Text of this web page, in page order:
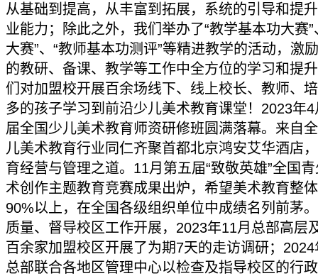
从基础到提高，从丰富到拓展，系统的引导和提
业能力；除此之外，我们举办了“教学基本功大赛”
大赛”、“教师基本功测评”等精进教学的活动，激
的教研、备课、教学等工作中全方位的学习和提
们对加盟校开展百余场线下、线上校长、教师、
多的孩子学习到前沿少儿美术教育课堂！2023年
届全国少儿美术教育师资研修班圆满落幕。来自
儿美术教育行业同仁齐聚首都北京鸿安艾华酒店
育经营与管理之道。11月第五届“致敬英雄”全国
术创作主题教育竞赛成果出炉，希望美术教育整
90%以上，在全国各级组织单位中成绩名列前茅
质量、督导校区工作开展，2023年11月总部高层
百余家加盟校区开展了为期7天的走访调研；
总部联合各地区管理中心以检查及指导校区的行